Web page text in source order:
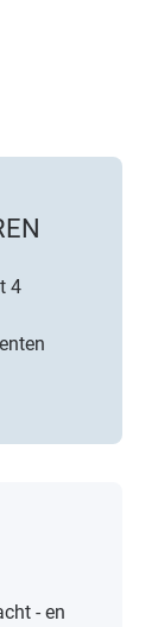
4
- en